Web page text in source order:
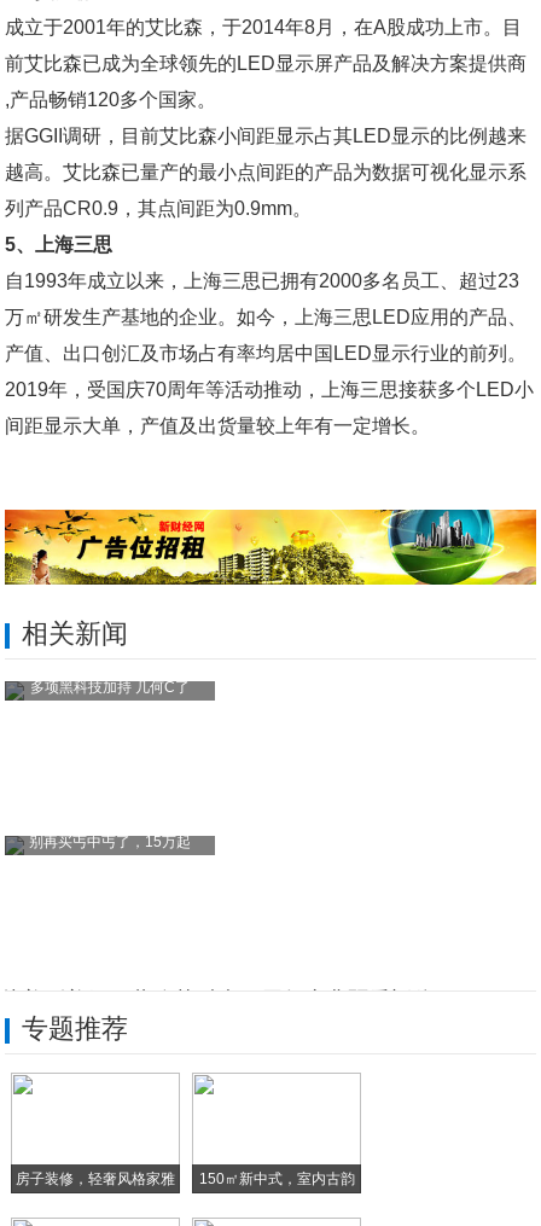
成立于2001年的艾比森，于2014年8月，在A股成功上市。目
前艾比森已成为全球领先的LED显示屏产品及解决方案提供商
,产品畅销120多个国家。
据GGII调研，目前艾比森小间距显示占其LED显示的比例越来
越高。艾比森已量产的最小点间距的产品为数据可视化显示系
列产品CR0.9，其点间距为0.9mm。
5、上海三思
自1993年成立以来，上海三思已拥有2000多名员工、超过23
万㎡研发生产基地的企业。如今，上海三思LED应用的产品、
产值、出口创汇及市场占有率均居中国LED显示行业的前列。
2019年，受国庆70周年等活动推动，上海三思接获多个LED小
间距显示大单，产值及出货量较上年有一定增长。
相关新闻
多项黑科技加持 几何C了
别再买丐中丐了，15万起
GGII：2019年中国LED小间距显示
金溢科技抢跑新基建，加速推进无感加油
专题推荐
房子装修，轻奢风格家雅
150㎡新中式，室内古韵